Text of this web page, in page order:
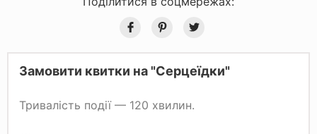
Замовити квитки на "Серцеїдки"
Тривалість події — 120 хвилин.